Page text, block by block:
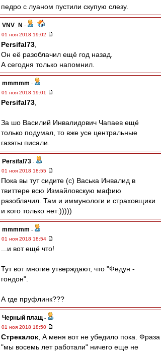
педро с луаном пустили скупую слезу.
VNV_N -
01 ноя 2018 19:02
Persifal73
Он её разоблачил ещё год назад.
А сегодня только напомнил.
mmmmm -
01 ноя 2018 19:01
Persifal73
За шо Василий Инвалидович Чапаев ещё
только подумал, то вже усе центральные
газэты писали.
Persifal73 -
01 ноя 2018 18:55
Пока вы тут сидите (с) Васька Инвалид в
твиттере всю Измайловскую мафию
разоблачил. Там и иммунологи и страховщики
и кого только нет:)))))
mmmmm -
01 ноя 2018 18:54
...и вот ещё что!
Тут вот многие утверждают, что "Федун -
гондон".
А где пруфлинк???
Черный плащ -
01 ноя 2018 18:50
Стрекалок , А меня вот не убедило пока. Фраза
"мы восемь лет работали" ничего еще не